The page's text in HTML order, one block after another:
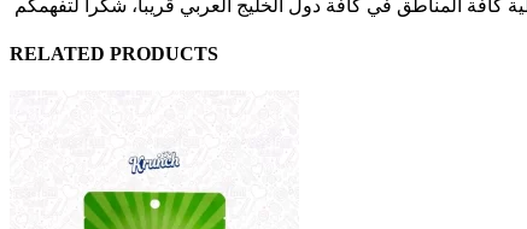
RELATED PRODUCTS